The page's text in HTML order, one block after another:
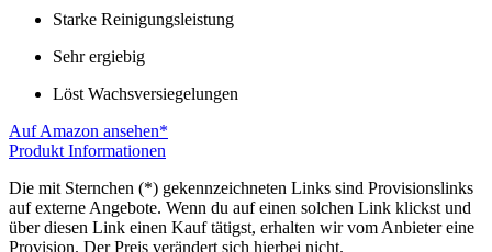
Starke Reinigungsleistung
Sehr ergiebig
Löst Wachsversiegelungen
Auf Amazon ansehen*
Produkt Informationen
Die mit Sternchen (*) gekennzeichneten Links sind Provisionslinks
auf externe Angebote. Wenn du auf einen solchen Link klickst und
über diesen Link einen Kauf tätigst, erhalten wir vom Anbieter eine
Provision. Der Preis verändert sich hierbei nicht.